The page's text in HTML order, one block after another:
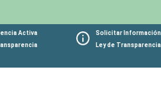
Activa
Solicitar Información
Ley de Transparencia